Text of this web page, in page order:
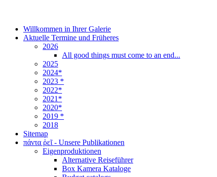
Willkommen in Ihrer Galerie
Aktuelle Termine und Früheres
2026
All good things must come to an end...
2025
2024*
2023 *
2022*
2021*
2020*
2019 *
2018
Sitemap
πάντα ῥεῖ - Unsere Publikationen
Eigenproduktionen
Alternative Reiseführer
Box Kamera Kataloge